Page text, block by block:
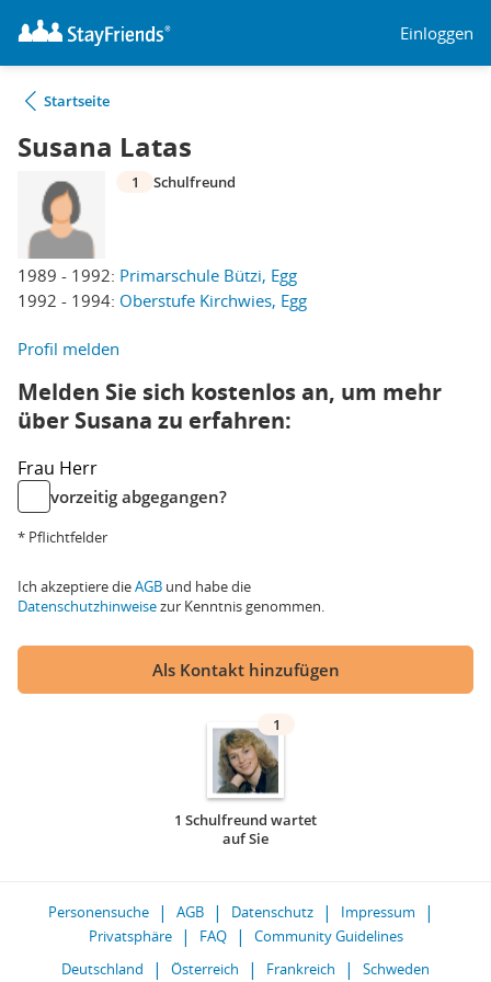
Einloggen
Startseite
Susana Latas
1989 - 1992: Primarschule Bützi, Egg
1992 - 1994: Oberstufe Kirchwies, Egg
1 Schulfreund
Profil melden
Melden Sie sich kostenlos an, um mehr
über Susana zu erfahren:
Frau Herr
vorzeitig abgegangen?
* Pflichtfelder
Ich akzeptiere dieAGB und habe die
Datenschutzhinweisezur Kenntnis genommen.
Als Kontakt hinzufügen
1
1 Schulfreund wartet
auf Sie
Personensuche AGB Datenschutz
Impressum
Privatsphäre
FAQ
Community Guidelines
Deutschland
Österreich Frankreich Schweden